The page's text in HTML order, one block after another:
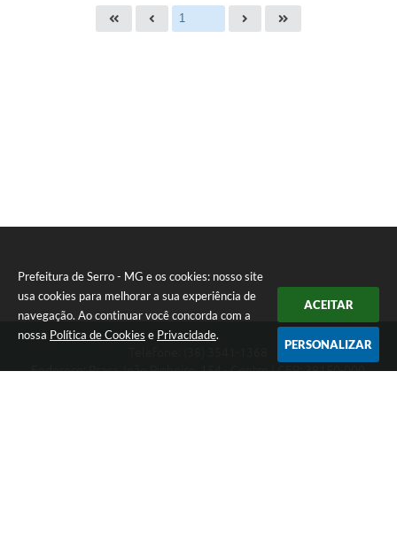
Prefeitura de Serro - MG e os cookies: nosso site
usa cookies para melhorar a sua experiência de
navegação. Ao continuar você concorda com a
nossa Política de Cookies e Privacidade.
ACEITAR
PERSONALIZAR
Endereço: Praça João Pinheiro, 154 - Centro | CEP: 39150-000